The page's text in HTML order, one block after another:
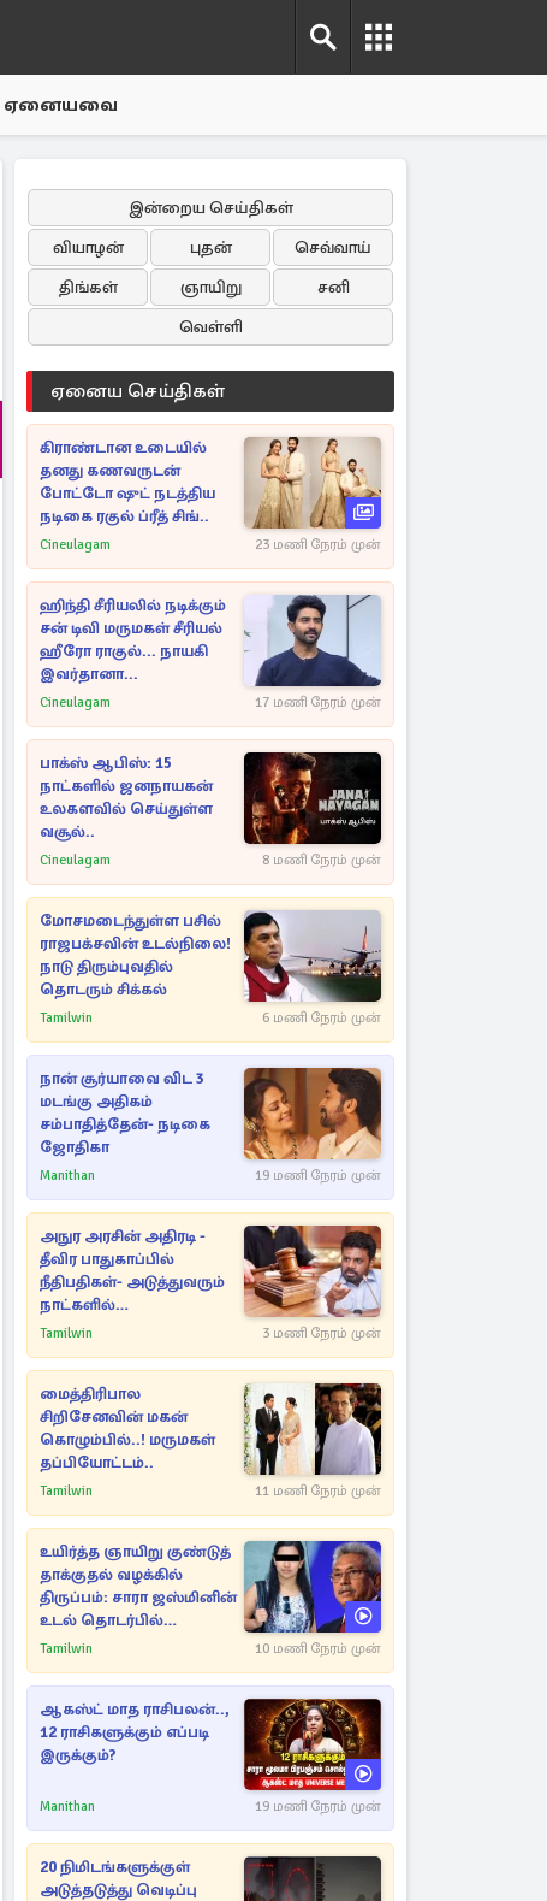
ஏனையவை
இன்றைய செய்திகள்
வியாழன்
புதன்
செவ்வாய்
திங்கள்
ஞாயிறு
சனி
வெள்ளி
ஏனைய செய்திகள்
கிராண்டான உடையில்
தனது கணவருடன்
போட்டோ ஷுட் நடத்திய
நடிகை ரகுல் ப்ரீத் சிங்..
Cineulagam 23 மணி நேரம் முன்
ஹிந்தி சீரியலில் நடிக்கும்
சன் டிவி மருமகள் சீரியல்
ஹீரோ ராகுல்... நாயகி
இவர்தானா...
Cineulagam 17 மணி நேரம் முன்
பாக்ஸ் ஆபிஸ்: 15
நாட்களில் ஜனநாயகன்
உலகளவில் செய்துள்ள
வசூல்..
Cineulagam 8 மணி நேரம் முன்
மோசமடைந்துள்ள பசில்
ராஜபக்சவின் உடல்நிலை!
நாடு திரும்புவதில்
தொடரும் சிக்கல்
Tamilwin 6 மணி நேரம் முன்
நான் சூர்யாவை விட 3
மடங்கு அதிகம்
சம்பாதித்தேன்- நடிகை
ஜோதிகா
Manithan 19 மணி நேரம் முன்
அநுர அரசின் அதிரடி -
தீவிர பாதுகாப்பில்
நீதிபதிகள்- அடுத்துவரும்
நாட்களில்
அம்பலமாகவுள்ள ரகசியம்
Tamilwin 3 மணி நேரம் முன்
மைத்திரிபால
சிறிசேனவின் மகன்
கொழும்பில்..! மருமகள்
தப்பியோட்டம்..
Tamilwin 11 மணி நேரம் முன்
உயிர்த்த ஞாயிறு குண்டுத்
தாக்குதல் வழக்கில்
திருப்பம்: சாரா ஜஸ்மினின்
உடல் தொடர்பில்
நீதிமன்றத்தில் வெளியான
Tamilwin 10 மணி நேரம் முன்
ஆகஸ்ட் மாத ராசிபலன்..,
12 ராசிகளுக்கும் எப்படி
இருக்கும்?
Manithan 19 மணி நேரம் முன்
20 நிமிடங்களுக்குள்
அடுத்தடுத்து வெடிப்பு